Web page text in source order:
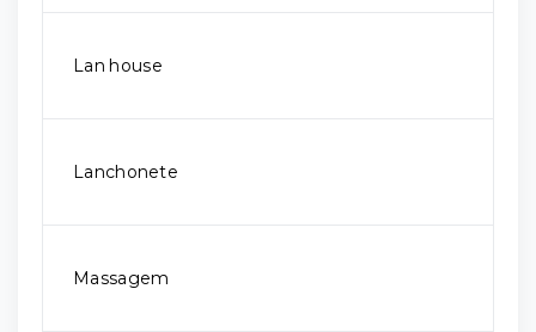
Lan house
Lanchonete
Massagem